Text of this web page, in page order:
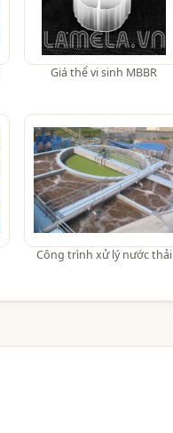
Giá thể vi sinh MBBR
Công trình xử lý nước thải